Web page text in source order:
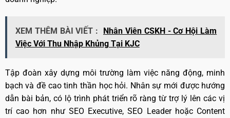
XEM THÊM BÀI VIẾT :
Nhân Viên CSKH - Cơ Hội Làm
Việc Với Thu Nhập Khủng Tại KJC
Tập đoàn xây dựng môi trường làm việc năng động, minh
bạch và đề cao tinh thần học hỏi. Nhân sự mới được hướng
dẫn bài bản, có lộ trình phát triển rõ ràng từ trợ lý lên các vị
trí cao hơn như SEO Executive, SEO Leader hoặc Content